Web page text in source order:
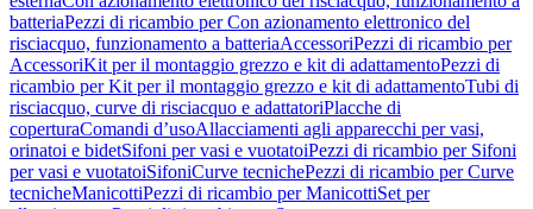
batteriaPezzi di ricambio per Con azionamento elettronico del
risciacquo, funzionamento a batteriaAccessoriPezzi di ricambio per
AccessoriKit per il montaggio grezzo e kit di adattamentoPezzi di
ricambio per Kit per il montaggio grezzo e kit di adattamentoTubi di
risciacquo, curve di risciacquo e adattatoriPlacche di
coperturaComandi d’usoAllacciamenti agli apparecchi per vasi,
orinatoi e bidetSifoni per vasi e vuotatoiPezzi di ricambio per Sifoni
per vasi e vuotatoiSifoniCurve tecnichePezzi di ricambio per Curve
tecnicheManicottiPezzi di ricambio per ManicottiSet per